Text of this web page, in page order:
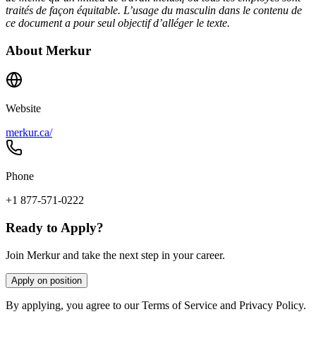
traités de façon équitable. L’usage du masculin dans le contenu de
ce document a pour seul objectif d’alléger le texte.
About Merkur
Website
merkur.ca/
Phone
+1 877-571-0222
Ready to Apply?
Join Merkur and take the next step in your career.
Apply on position
By applying, you agree to our Terms of Service and Privacy Policy.